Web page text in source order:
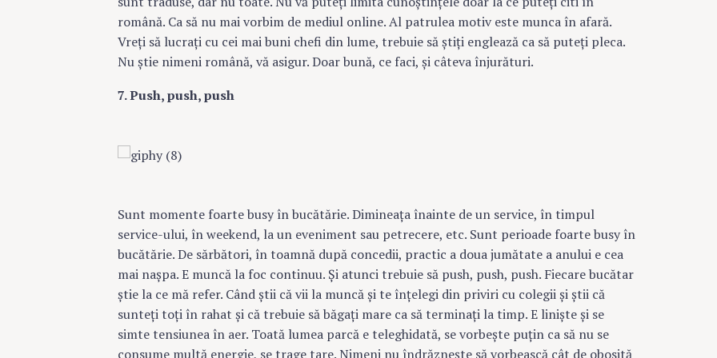
română. Ca să nu mai vorbim de mediul online. Al patrulea motiv este munca în afară.
Vreţi să lucraţi cu cei mai buni chefi din lume, trebuie să ştiţi englează ca să puteţi pleca.
Nu ştie nimeni română, vă asigur. Doar bună, ce faci, şi câteva înjurături.
7. Push, push, push
Sunt momente foarte busy în bucătărie. Dimineaţa înainte de un service, în timpul
service-ului, în weekend, la un eveniment sau petrecere, etc. Sunt perioade foarte busy în
bucătărie. De sărbători, în toamnă după concedii, practic a doua jumătate a anului e cea
mai naşpa. E muncă la foc continuu. Şi atunci trebuie să push, push, push. Fiecare bucătar
ştie la ce mă refer. Când ştii că vii la muncă şi te înţelegi din priviri cu colegii şi ştii că
sunteţi toţi în rahat şi că trebuie să băgaţi mare ca să terminaţi la timp. E linişte şi se
simte tensiunea în aer. Toată lumea parcă e teleghidată, se vorbeşte puţin ca să nu se
consume multă energie, se trage tare. Nimeni nu îndrăzneşte să vorbească cât de obosită